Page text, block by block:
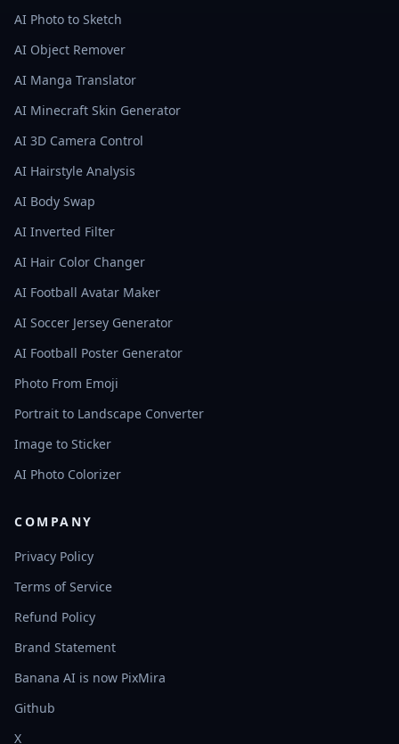
AI Photo to Sketch
AI Object Remover
AI Manga Translator
AI Minecraft Skin Generator
AI 3D Camera Control
AI Hairstyle Analysis
AI Body Swap
AI Inverted Filter
AI Hair Color Changer
AI Football Avatar Maker
AI Soccer Jersey Generator
AI Football Poster Generator
Photo From Emoji
Portrait to Landscape Converter
Image to Sticker
AI Photo Colorizer
COMPANY
Privacy Policy
Terms of Service
Refund Policy
Brand Statement
Banana AI is now PixMira
Github
X